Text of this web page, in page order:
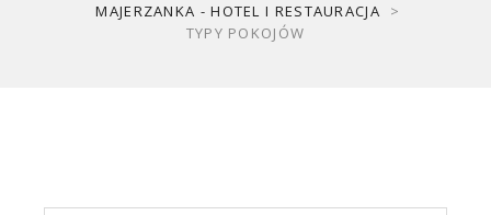
MAJERZANKA - HOTEL I RESTAURACJA
>
TYPY POKOJÓW